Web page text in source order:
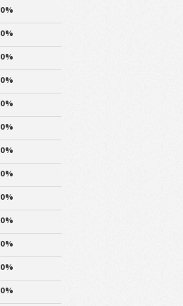
0%
0%
0%
0%
0%
0%
0%
0%
0%
0%
0%
0%
0%